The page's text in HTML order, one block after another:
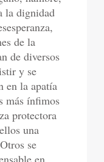
la dignidad
de la
de diversos
y se
en la apatía
más ínfimos
protectora
una
se
en